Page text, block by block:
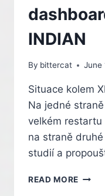
INDIAN
By bittercat June
Situace kolem
Na jedné
velkém restartu
na straně
studií a
READ MORE XBOX